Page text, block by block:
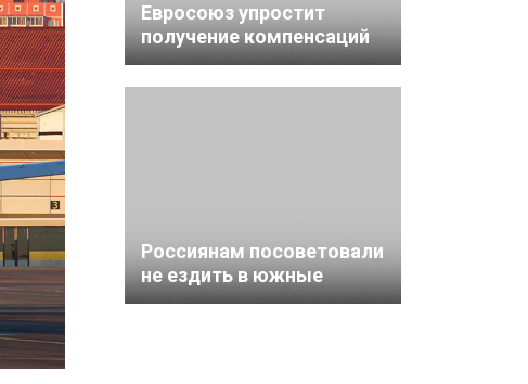
Евросоюз упростит
получение компенсаций
для авиапассажиров —
новые правила
Россиянам посоветовали
не ездить в южные
регионы Китая из-за